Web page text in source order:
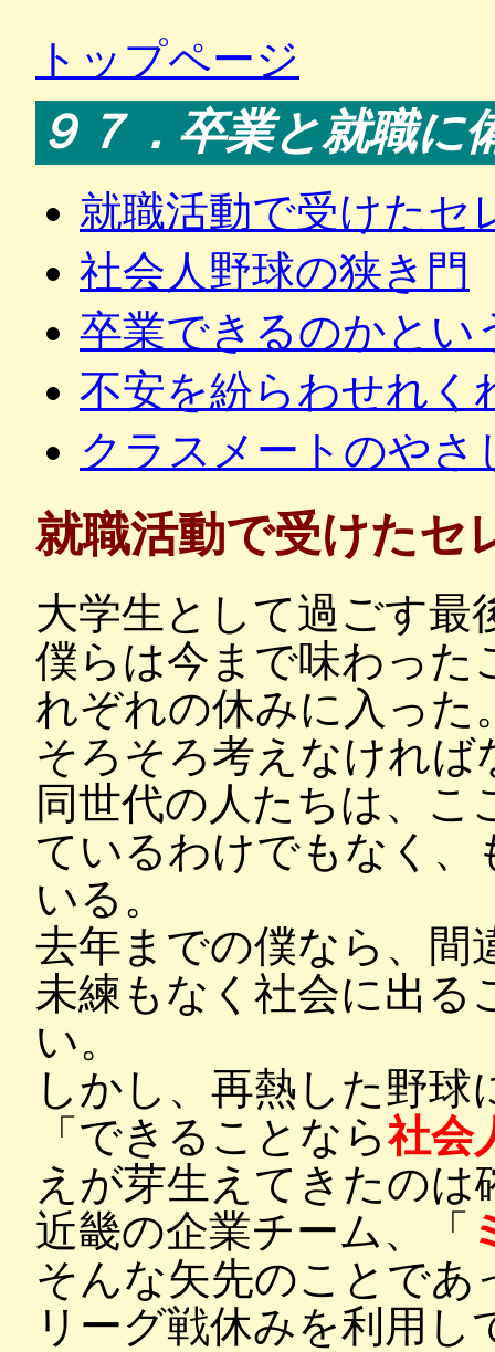
トップページ
９７．卒業と就職に
就職活動で受けたセ
社会人野球の狭き門
卒業できるのかとい
不安を紛らわせれく
クラスメートのやさ
就職活動で受けたセ
大学生として過ごす最
僕らは今まで味わった
れぞれの休みに入った
そろそろ考えなければ
同世代の人たちは、
ているわけでもなく、
いる。
去年までの僕なら、間
未練もなく社会に出
い。
しかし、再熱した野
「できることなら社会
えが芽生えてきたのは
近畿の企業チーム、「
そんな矢先のことであ
リーグ戦休みを利用